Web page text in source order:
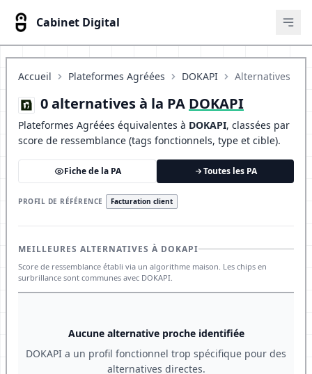
Cabinet Digital
Accueil Plateformes Agréées DOKAPI Alternatives
0 alternatives à la PA DOKAPI
Plateformes Agréées équivalentes à DOKAPI, classées par
score de ressemblance (tags fonctionnels, type et cible).
Fiche de la PA Toutes les PA
PROFIL DE RÉFÉRENCE Facturation client
MEILLEURES ALTERNATIVES À DOKAPI
Score de ressemblance établi via un algorithme maison. Les chips en
surbrillance sont communes avec DOKAPI.
Aucune alternative proche identifiée
DOKAPI a un profil fonctionnel trop spécifique pour des
alternatives directes.